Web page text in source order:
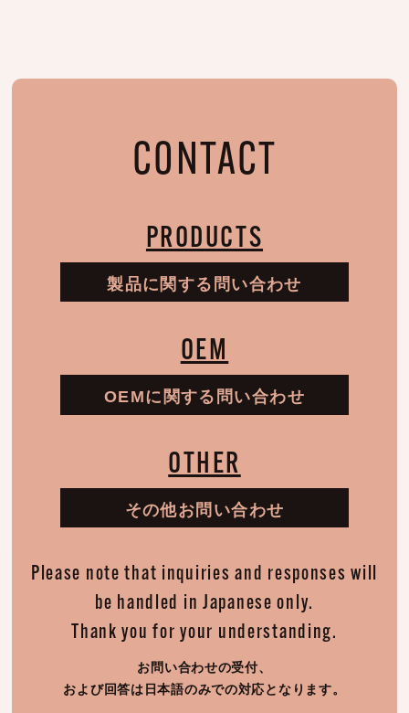
CONTACT
PRODUCTS
製品に関する問い合わせ
OEM
OEMに関する問い合わせ
OTHER
その他お問い合わせ
Please note that inquiries and responses will
be handled in Japanese only.
Thank you for your understanding.
お問い合わせの受付、
および回答は日本語のみでの対応となります。